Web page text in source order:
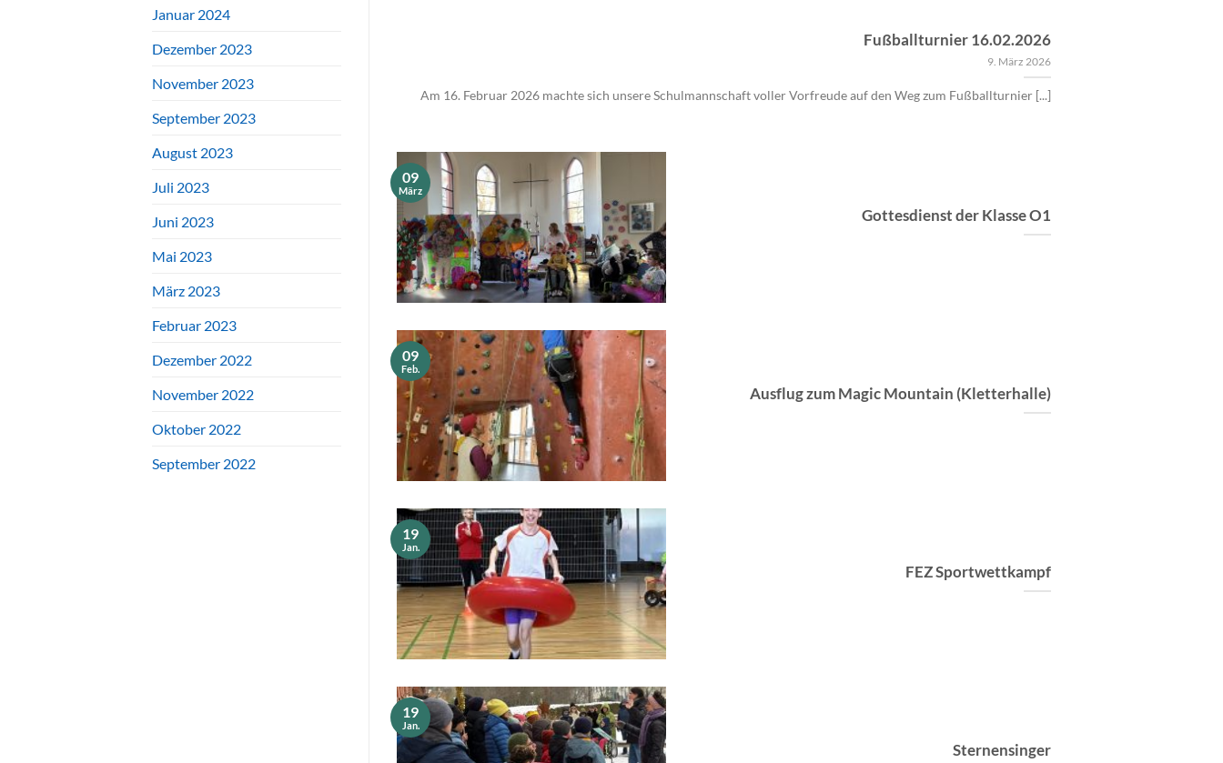
Januar 2024
Dezember 2023
November 2023
September 2023
August 2023
Juli 2023
Juni 2023
Mai 2023
März 2023
Februar 2023
Dezember 2022
November 2022
Oktober 2022
September 2022
Fußballturnier 16.02.2026
9. März 2026
Am 16. Februar 2026 machte sich unsere Schulmannschaft voller Vorfreude auf den Weg zum Fußballturnier [...]
Gottesdienst der Klasse O1
09
März
Ausflug zum Magic Mountain (Kletterhalle)
09
Feb.
FEZ Sportwettkampf
19
Jan.
Sternensinger
19
Jan.